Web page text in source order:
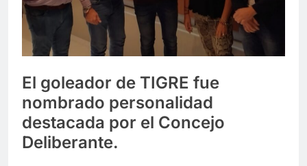
El goleador de TIGRE fue
nombrado personalidad
destacada por el Concejo
Deliberante.